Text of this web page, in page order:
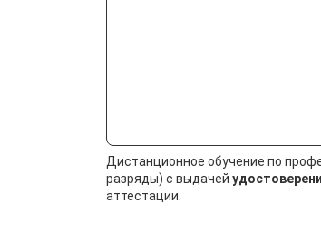
Дистанционное обучение по
разряды) с выдачей
аттестации.